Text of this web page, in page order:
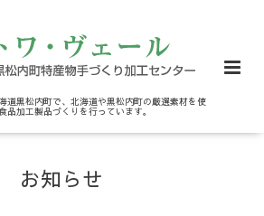
道黒松内町で、北海道や黒松内町の厳選素材を使
品加工製品づくりを行っています。
お知らせ